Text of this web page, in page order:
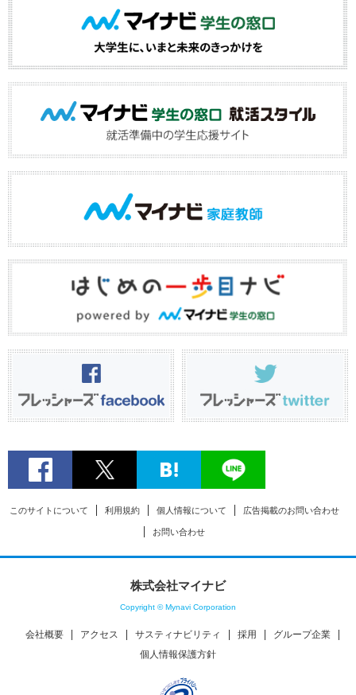
このサイトについて 利用規約 個人情報について 広告掲載のお問い合わせ
お問い合わせ
株式会社マイナビ
Copyright © Mynavi Corporation
会社概要 アクセス サスティナビリティ 採用
グループ企業
個人情報保護方針